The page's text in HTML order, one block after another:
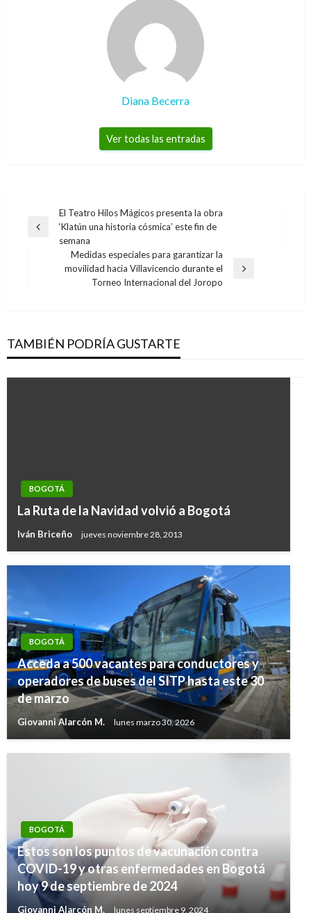
Diana Becerra
Ver todas las entradas
Navegación
de
entradas
Entrada
El Teatro Hilos Mágicos presenta la obra
‘Klatún una historia cósmica’ este fin de
semana
Entrada
Medidas especiales para garantizar la
movilidad hacia Villavicencio durante el
Torneo Internacional del Joropo
TAMBIÉN PODRÍA GUSTARTE
BOGOTÁ
La Ruta de la Navidad volvió a Bogotá
Iván Briceño jueves noviembre 28, 2013
BOGOTÁ
Acceda a 500 vacantes para conductores y
operadores de buses del SITP hasta este 30
de marzo
Giovanni Alarcón M. lunes marzo 30, 2026
BOGOTÁ
Estos son los puntos de vacunación contra
COVID-19 y otras enfermedades en Bogotá
hoy 9 de septiembre de 2024
Giovanni Alarcón M. lunes septiembre 9, 2024